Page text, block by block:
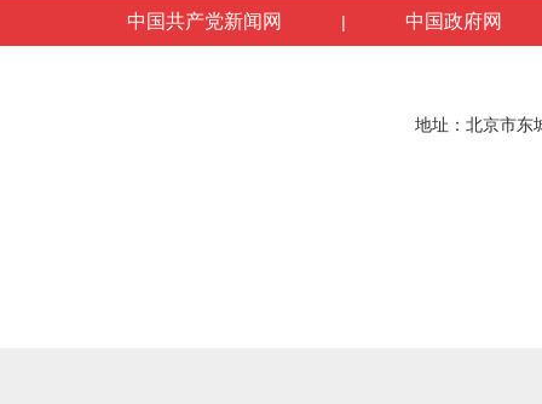
中国共产党新闻网 | 中国政府网
地址：北京市东